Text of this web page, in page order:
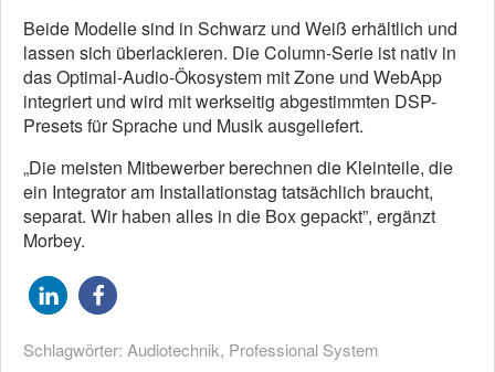
Beide Modelle sind in Schwarz und Weiß erhältlich und
lassen sich überlackieren. Die Column-Serie ist nativ in
das Optimal-Audio-Ökosystem mit Zone und WebApp
integriert und wird mit werkseitig abgestimmten DSP-
Presets für Sprache und Musik ausgeliefert.
„Die meisten Mitbewerber berechnen die Kleinteile, die
ein Integrator am Installationstag tatsächlich braucht,
separat. Wir haben alles in die Box gepackt”, ergänzt
Morbey.
Schlagwörter: Audiotechnik, Professional System